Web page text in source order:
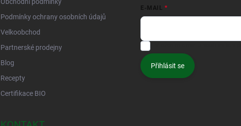
Obchodní podmínky
Podmínky ochrany osobních údajů
Velkoobchod
Partnerské prodejny
Blog
Recepty
Certifikace BIO
E-MAIL
Přihlásit se